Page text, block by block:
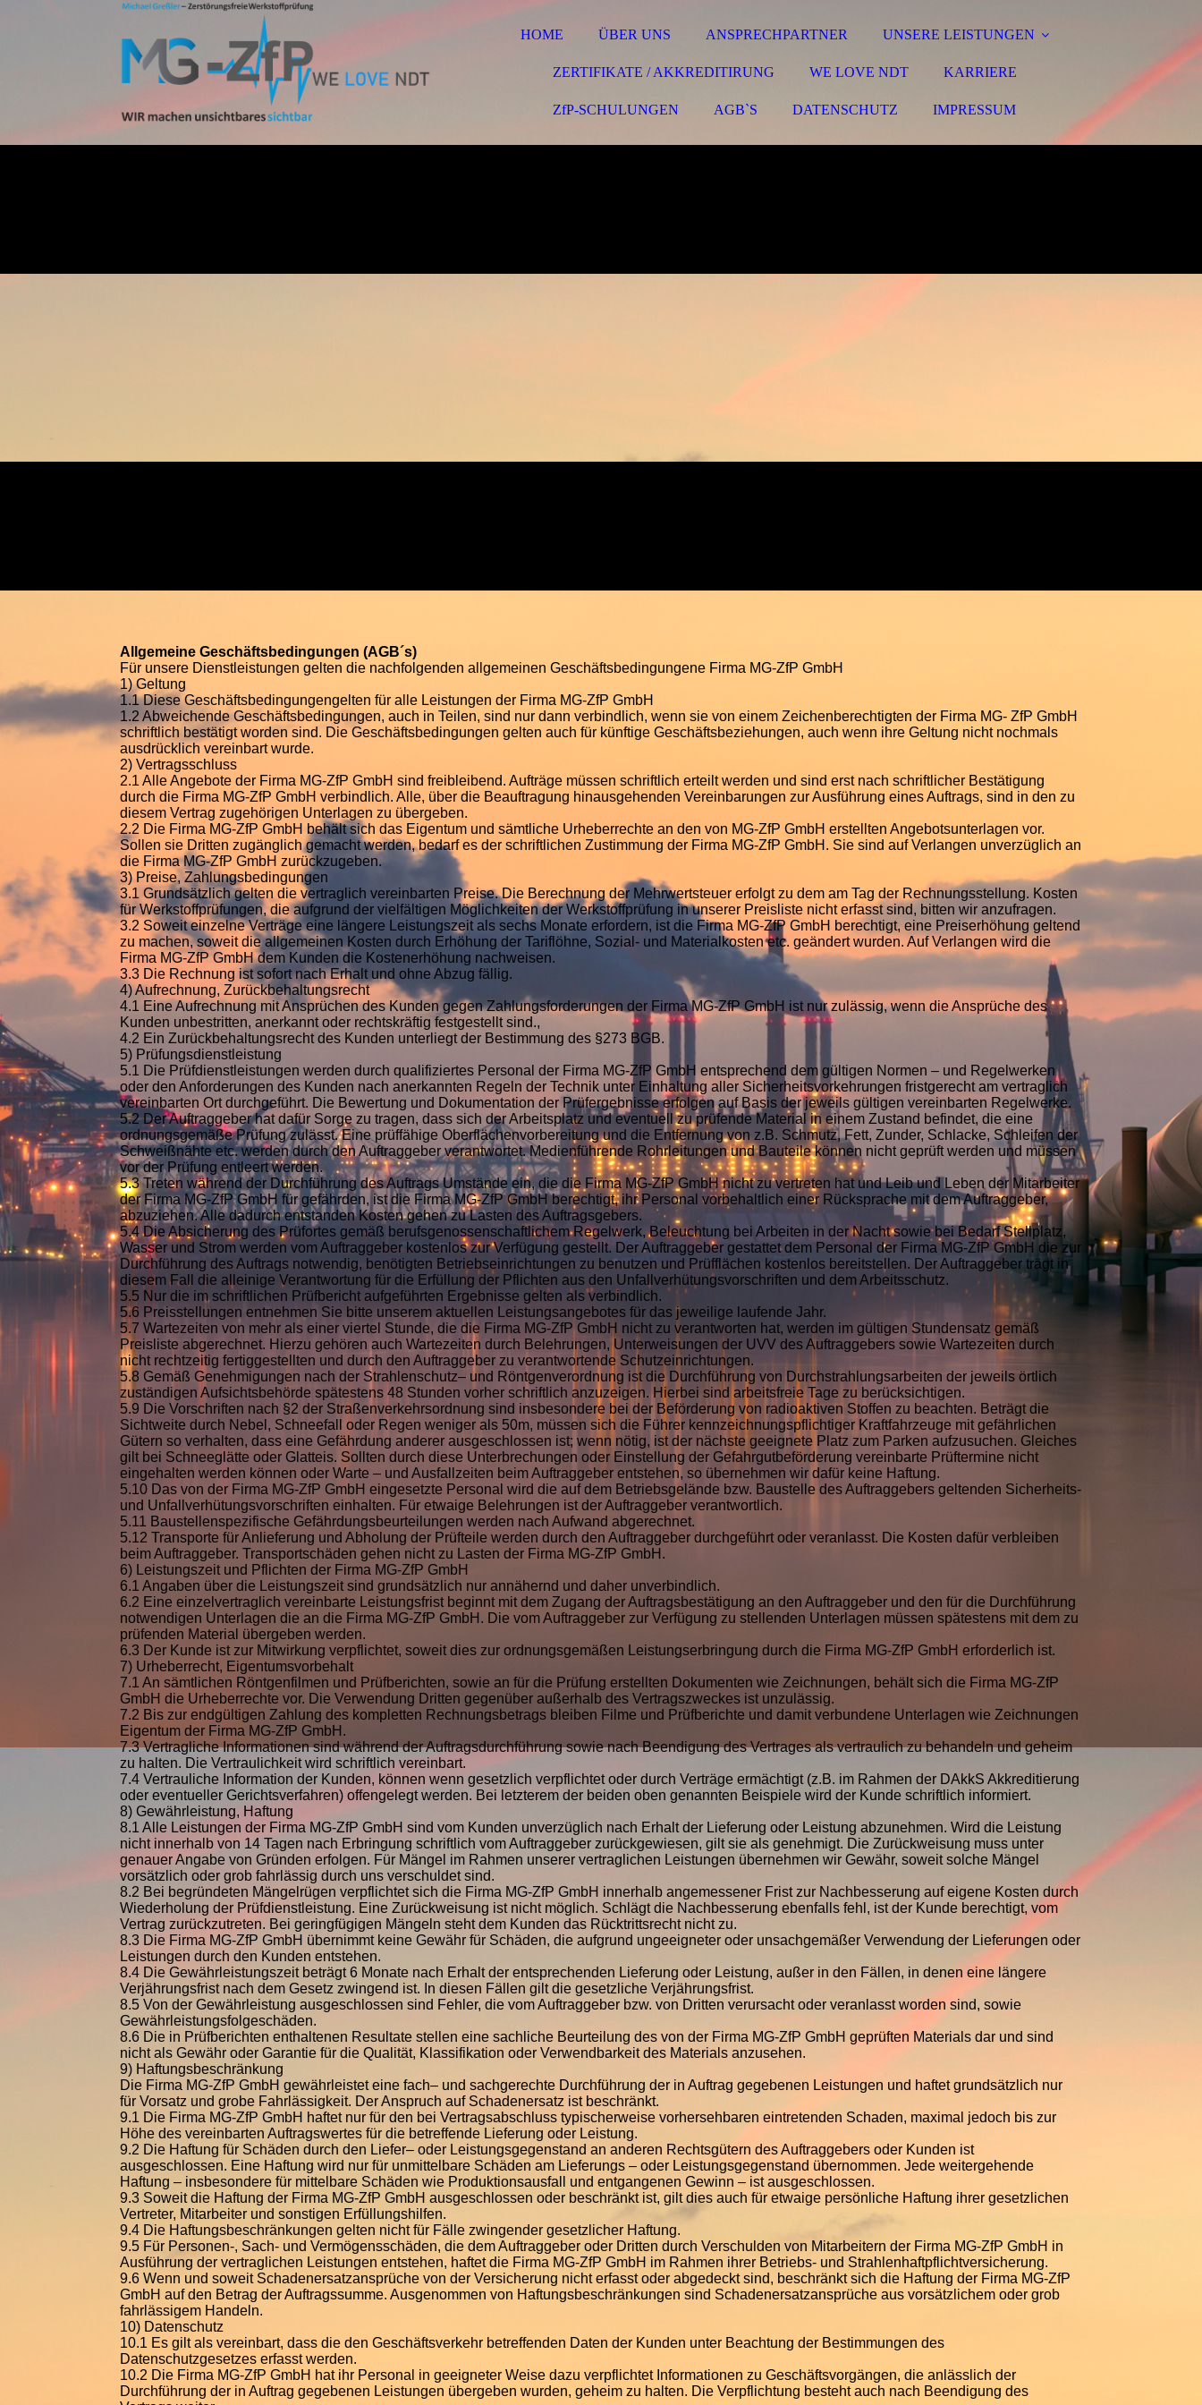
HOME ÜBER UNS ANSPRECHPARTNER UNSERE LEISTUNGEN
ZERTIFIKATE / AKKREDITIRUNG WE LOVE NDT KARRIERE
ZfP-SCHULUNGEN AGB`S DATENSCHUTZ IMPRESSUM
Allgemeine Geschäftsbedingungen (AGB´s)
Für unsere Dienstleistungen gelten die nachfolgenden allgemeinen Geschäftsbedingungene Firma MG-ZfP GmbH
1) Geltung
1.1 Diese Geschäftsbedingungengelten für alle Leistungen der Firma MG-ZfP GmbH
1.2 Abweichende Geschäftsbedingungen, auch in Teilen, sind nur dann verbindlich, wenn sie von einem Zeichenberechtigten der Firma MG- ZfP GmbH
schriftlich bestätigt worden sind. Die Geschäftsbedingungen gelten auch für künftige Geschäftsbeziehungen, auch wenn ihre Geltung nicht nochmals
ausdrücklich vereinbart wurde.
2) Vertragsschluss
2.1 Alle Angebote der Firma MG-ZfP GmbH sind freibleibend. Aufträge müssen schriftlich erteilt werden und sind erst nach schriftlicher Bestätigung
durch die Firma MG-ZfP GmbH verbindlich. Alle, über die Beauftragung hinausgehenden Vereinbarungen zur Ausführung eines Auftrags, sind in den zu
diesem Vertrag zugehörigen Unterlagen zu übergeben.
2.2 Die Firma MG-ZfP GmbH behält sich das Eigentum und sämtliche Urheberrechte an den von MG-ZfP GmbH erstellten Angebotsunterlagen vor.
Sollen sie Dritten zugänglich gemacht werden, bedarf es der schriftlichen Zustimmung der Firma MG-ZfP GmbH. Sie sind auf Verlangen unverzüglich an
die Firma MG-ZfP GmbH zurückzugeben.
3) Preise, Zahlungsbedingungen
3.1 Grundsätzlich gelten die vertraglich vereinbarten Preise. Die Berechnung der Mehrwertsteuer erfolgt zu dem am Tag der Rechnungsstellung. Kosten
für Werkstoffprüfungen, die aufgrund der vielfältigen Möglichkeiten der Werkstoffprüfung in unserer Preisliste nicht erfasst sind, bitten wir anzufragen.
3.2 Soweit einzelne Verträge eine längere Leistungszeit als sechs Monate erfordern, ist die Firma MG-ZfP GmbH berechtigt, eine Preiserhöhung geltend
zu machen, soweit die allgemeinen Kosten durch Erhöhung der Tariflöhne, Sozial- und Materialkosten etc. geändert wurden. Auf Verlangen wird die
Firma MG-ZfP GmbH dem Kunden die Kostenerhöhung nachweisen.
3.3 Die Rechnung ist sofort nach Erhalt und ohne Abzug fällig.
4) Aufrechnung, Zurückbehaltungsrecht
4.1 Eine Aufrechnung mit Ansprüchen des Kunden gegen Zahlungsforderungen der Firma MG-ZfP GmbH ist nur zulässig, wenn die Ansprüche des
Kunden unbestritten, anerkannt oder rechtskräftig festgestellt sind.,
4.2 Ein Zurückbehaltungsrecht des Kunden unterliegt der Bestimmung des §273 BGB.
5) Prüfungsdienstleistung
5.1 Die Prüfdienstleistungen werden durch qualifiziertes Personal der Firma MG-ZfP GmbH entsprechend dem gültigen Normen – und Regelwerken
oder den Anforderungen des Kunden nach anerkannten Regeln der Technik unter Einhaltung aller Sicherheitsvorkehrungen fristgerecht am vertraglich
vereinbarten Ort durchgeführt. Die Bewertung und Dokumentation der Prüfergebnisse erfolgen auf Basis der jeweils gültigen vereinbarten Regelwerke.
5.2 Der Auftraggeber hat dafür Sorge zu tragen, dass sich der Arbeitsplatz und eventuell zu prüfende Material in einem Zustand befindet, die eine
ordnungsgemäße Prüfung zulässt. Eine prüffähige Oberflächenvorbereitung und die Entfernung von z.B. Schmutz, Fett, Zunder, Schlacke, Schleifen der
Schweißnähte etc. werden durch den Auftraggeber verantwortet. Medienführende Rohrleitungen und Bauteile können nicht geprüft werden und müssen
vor der Prüfung entleert werden.
5.3 Treten während der Durchführung des Auftrags Umstände ein, die die Firma MG-ZfP GmbH nicht zu vertreten hat und Leib und Leben der Mitarbeiter
der Firma MG-ZfP GmbH für gefährden, ist die Firma MG-ZfP GmbH berechtigt, ihr Personal vorbehaltlich einer Rücksprache mit dem Auftraggeber,
abzuziehen. Alle dadurch entstanden Kosten gehen zu Lasten des Auftragsgebers.
5.4 Die Absicherung des Prüfortes gemäß berufsgenossenschaftlichem Regelwerk, Beleuchtung bei Arbeiten in der Nacht sowie bei Bedarf Stellplatz,
Wasser und Strom werden vom Auftraggeber kostenlos zur Verfügung gestellt. Der Auftraggeber gestattet dem Personal der Firma MG-ZfP GmbH die zur
Durchführung des Auftrags notwendig, benötigten Betriebseinrichtungen zu benutzen und Prüfflächen kostenlos bereitstellen. Der Auftraggeber trägt in
diesem Fall die alleinige Verantwortung für die Erfüllung der Pflichten aus den Unfallverhütungsvorschriften und dem Arbeitsschutz.
5.5 Nur die im schriftlichen Prüfbericht aufgeführten Ergebnisse gelten als verbindlich.
5.6 Preisstellungen entnehmen Sie bitte unserem aktuellen Leistungsangebotes für das jeweilige laufende Jahr.
5.7 Wartezeiten von mehr als einer viertel Stunde, die die Firma MG-ZfP GmbH nicht zu verantworten hat, werden im gültigen Stundensatz gemäß
Preisliste abgerechnet. Hierzu gehören auch Wartezeiten durch Belehrungen, Unterweisungen der UVV des Auftraggebers sowie Wartezeiten durch
nicht rechtzeitig fertiggestellten und durch den Auftraggeber zu verantwortende Schutzeinrichtungen.
5.8 Gemäß Genehmigungen nach der Strahlenschutz– und Röntgenverordnung ist die Durchführung von Durchstrahlungsarbeiten der jeweils örtlich
zuständigen Aufsichtsbehörde spätestens 48 Stunden vorher schriftlich anzuzeigen. Hierbei sind arbeitsfreie Tage zu berücksichtigen.
5.9 Die Vorschriften nach §2 der Straßenverkehrsordnung sind insbesondere bei der Beförderung von radioaktiven Stoffen zu beachten. Beträgt die
Sichtweite durch Nebel, Schneefall oder Regen weniger als 50m, müssen sich die Führer kennzeichnungspflichtiger Kraftfahrzeuge mit gefährlichen
Gütern so verhalten, dass eine Gefährdung anderer ausgeschlossen ist; wenn nötig, ist der nächste geeignete Platz zum Parken aufzusuchen. Gleiches
gilt bei Schneeglätte oder Glatteis. Sollten durch diese Unterbrechungen oder Einstellung der Gefahrgutbeförderung vereinbarte Prüftermine nicht
eingehalten werden können oder Warte – und Ausfallzeiten beim Auftraggeber entstehen, so übernehmen wir dafür keine Haftung.
5.10 Das von der Firma MG-ZfP GmbH eingesetzte Personal wird die auf dem Betriebsgelände bzw. Baustelle des Auftraggebers geltenden Sicherheits-
und Unfallverhütungsvorschriften einhalten. Für etwaige Belehrungen ist der Auftraggeber verantwortlich.
5.11 Baustellenspezifische Gefährdungsbeurteilungen werden nach Aufwand abgerechnet.
5.12 Transporte für Anlieferung und Abholung der Prüfteile werden durch den Auftraggeber durchgeführt oder veranlasst. Die Kosten dafür verbleiben
beim Auftraggeber. Transportschäden gehen nicht zu Lasten der Firma MG-ZfP GmbH.
6) Leistungszeit und Pflichten der Firma MG-ZfP GmbH
6.1 Angaben über die Leistungszeit sind grundsätzlich nur annähernd und daher unverbindlich.
6.2 Eine einzelvertraglich vereinbarte Leistungsfrist beginnt mit dem Zugang der Auftragsbestätigung an den Auftraggeber und den für die Durchführung
notwendigen Unterlagen die an die Firma MG-ZfP GmbH. Die vom Auftraggeber zur Verfügung zu stellenden Unterlagen müssen spätestens mit dem zu
prüfenden Material übergeben werden.
6.3 Der Kunde ist zur Mitwirkung verpflichtet, soweit dies zur ordnungsgemäßen Leistungserbringung durch die Firma MG-ZfP GmbH erforderlich ist.
7) Urheberrecht, Eigentumsvorbehalt
7.1 An sämtlichen Röntgenfilmen und Prüfberichten, sowie an für die Prüfung erstellten Dokumenten wie Zeichnungen, behält sich die Firma MG-ZfP
GmbH die Urheberrechte vor. Die Verwendung Dritten gegenüber außerhalb des Vertragszweckes ist unzulässig.
7.2 Bis zur endgültigen Zahlung des kompletten Rechnungsbetrags bleiben Filme und Prüfberichte und damit verbundene Unterlagen wie Zeichnungen
Eigentum der Firma MG-ZfP GmbH.
7.3 Vertragliche Informationen sind während der Auftragsdurchführung sowie nach Beendigung des Vertrages als vertraulich zu behandeln und geheim
zu halten. Die Vertraulichkeit wird schriftlich vereinbart.
7.4 Vertrauliche Information der Kunden, können wenn gesetzlich verpflichtet oder durch Verträge ermächtigt (z.B. im Rahmen der DAkkS Akkreditierung
oder eventueller Gerichtsverfahren) offengelegt werden. Bei letzterem der beiden oben genannten Beispiele wird der Kunde schriftlich informiert.
8) Gewährleistung, Haftung
8.1 Alle Leistungen der Firma MG-ZfP GmbH sind vom Kunden unverzüglich nach Erhalt der Lieferung oder Leistung abzunehmen. Wird die Leistung
nicht innerhalb von 14 Tagen nach Erbringung schriftlich vom Auftraggeber zurückgewiesen, gilt sie als genehmigt. Die Zurückweisung muss unter
genauer Angabe von Gründen erfolgen. Für Mängel im Rahmen unserer vertraglichen Leistungen übernehmen wir Gewähr, soweit solche Mängel
vorsätzlich oder grob fahrlässig durch uns verschuldet sind.
8.2 Bei begründeten Mängelrügen verpflichtet sich die Firma MG-ZfP GmbH innerhalb angemessener Frist zur Nachbesserung auf eigene Kosten durch
Wiederholung der Prüfdienstleistung. Eine Zurückweisung ist nicht möglich. Schlägt die Nachbesserung ebenfalls fehl, ist der Kunde berechtigt, vom
Vertrag zurückzutreten. Bei geringfügigen Mängeln steht dem Kunden das Rücktrittsrecht nicht zu.
8.3 Die Firma MG-ZfP GmbH übernimmt keine Gewähr für Schäden, die aufgrund ungeeigneter oder unsachgemäßer Verwendung der Lieferungen oder
Leistungen durch den Kunden entstehen.
8.4 Die Gewährleistungszeit beträgt 6 Monate nach Erhalt der entsprechenden Lieferung oder Leistung, außer in den Fällen, in denen eine längere
Verjährungsfrist nach dem Gesetz zwingend ist. In diesen Fällen gilt die gesetzliche Verjährungsfrist.
8.5 Von der Gewährleistung ausgeschlossen sind Fehler, die vom Auftraggeber bzw. von Dritten verursacht oder veranlasst worden sind, sowie
Gewährleistungsfolgeschäden.
8.6 Die in Prüfberichten enthaltenen Resultate stellen eine sachliche Beurteilung des von der Firma MG-ZfP GmbH geprüften Materials dar und sind
nicht als Gewähr oder Garantie für die Qualität, Klassifikation oder Verwendbarkeit des Materials anzusehen.
9) Haftungsbeschränkung
Die Firma MG-ZfP GmbH gewährleistet eine fach– und sachgerechte Durchführung der in Auftrag gegebenen Leistungen und haftet grundsätzlich nur
für Vorsatz und grobe Fahrlässigkeit. Der Anspruch auf Schadenersatz ist beschränkt.
9.1 Die Firma MG-ZfP GmbH haftet nur für den bei Vertragsabschluss typischerweise vorhersehbaren eintretenden Schaden, maximal jedoch bis zur
Höhe des vereinbarten Auftragswertes für die betreffende Lieferung oder Leistung.
9.2 Die Haftung für Schäden durch den Liefer– oder Leistungsgegenstand an anderen Rechtsgütern des Auftraggebers oder Kunden ist
ausgeschlossen. Eine Haftung wird nur für unmittelbare Schäden am Lieferungs – oder Leistungsgegenstand übernommen. Jede weitergehende
Haftung – insbesondere für mittelbare Schäden wie Produktionsausfall und entgangenen Gewinn – ist ausgeschlossen.
9.3 Soweit die Haftung der Firma MG-ZfP GmbH ausgeschlossen oder beschränkt ist, gilt dies auch für etwaige persönliche Haftung ihrer gesetzlichen
Vertreter, Mitarbeiter und sonstigen Erfüllungshilfen.
9.4 Die Haftungsbeschränkungen gelten nicht für Fälle zwingender gesetzlicher Haftung.
9.5 Für Personen-, Sach- und Vermögensschäden, die dem Auftraggeber oder Dritten durch Verschulden von Mitarbeitern der Firma MG-ZfP GmbH in
Ausführung der vertraglichen Leistungen entstehen, haftet die Firma MG-ZfP GmbH im Rahmen ihrer Betriebs- und Strahlenhaftpflichtversicherung.
9.6 Wenn und soweit Schadenersatzansprüche von der Versicherung nicht erfasst oder abgedeckt sind, beschränkt sich die Haftung der Firma MG-ZfP
GmbH auf den Betrag der Auftragssumme. Ausgenommen von Haftungsbeschränkungen sind Schadenersatzansprüche aus vorsätzlichem oder grob
fahrlässigem Handeln.
10) Datenschutz
10.1 Es gilt als vereinbart, dass die den Geschäftsverkehr betreffenden Daten der Kunden unter Beachtung der Bestimmungen des
Datenschutzgesetzes erfasst werden.
10.2 Die Firma MG-ZfP GmbH hat ihr Personal in geeigneter Weise dazu verpflichtet Informationen zu Geschäftsvorgängen, die anlässlich der
Durchführung der in Auftrag gegebenen Leistungen übergeben wurden, geheim zu halten. Die Verpflichtung besteht auch nach Beendigung des